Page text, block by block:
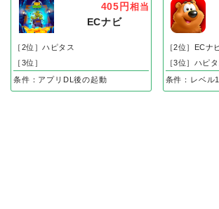
405円 相当
ECナビ
［2位］ハピタス
［3位］
条件：アプリDL後の起動
［2位］ECナ
［3位］ハピタ
条件：レベル